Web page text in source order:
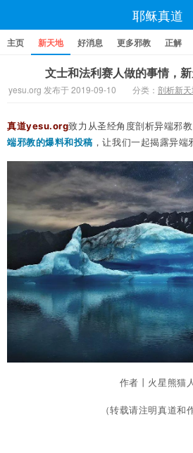
耶稣真道
主页 新天地 好消息 更多邪教 正解
文士和法利赛人做的事情，
yesu.org 发布于 2019-09-10 分类： 剖析新
真道yesu.org致力从圣经角度剖析异端邪
端邪教的爆料和投稿 ，让我们一起揭露异端
作者丨 火星熊猫人
（转载请注明真道和